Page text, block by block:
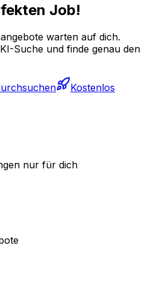
Job!
warten auf dich.
Suche und finde genau den
Kostenlos
nur für dich